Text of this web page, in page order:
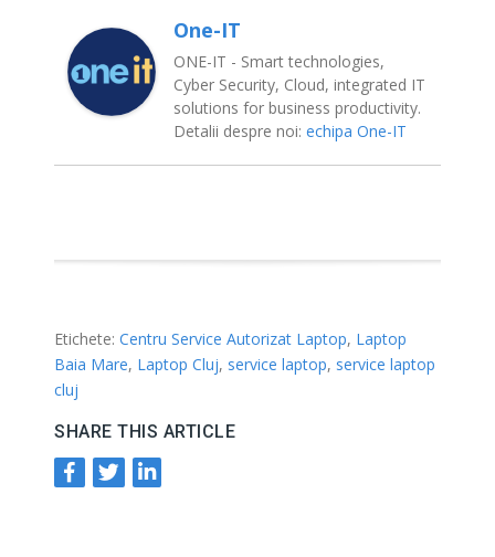
One-IT
ONE-IT - Smart technologies,
Cyber Security, Cloud, integrated IT
solutions for business productivity.
Detalii despre noi: echipa One-IT
Etichete: Centru Service Autorizat Laptop, Laptop
Baia Mare, Laptop Cluj, service laptop, service laptop
cluj
SHARE THIS ARTICLE